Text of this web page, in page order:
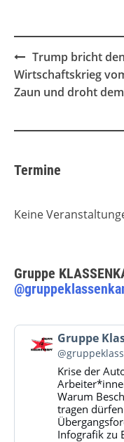
Post
navigation
Trump bricht den
Wirtschaftskrieg
Zaun und droht
Termine
Keine
Gruppe
Beitrag
von
Gruppe
Klassenkampf
Bluesky
ansehen
Gruppe
Krise der
Warum
tragen
Infografik zu